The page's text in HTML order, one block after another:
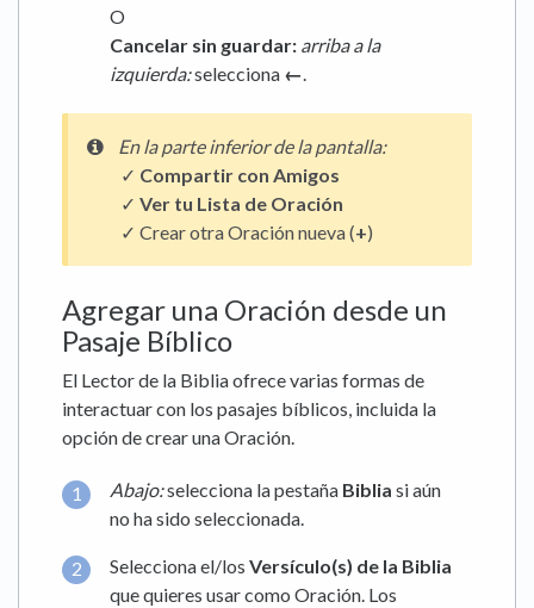
O
Cancelar sin guardar: arriba a la
izquierda:selecciona ←.
En la parte inferior de la pantalla:
✓ Compartir con Amigos
✓ Ver tu Lista de Oración
✓ Crear otra Oración nueva (+)
Agregar una Oración desde un
Pasaje Bíblico
El Lector de la Biblia ofrece varias formas de
interactuar con los pasajes bíblicos, incluida la
opción de crear una Oración.
Abajo:selecciona la pestaña Biblia si aún
no ha sido seleccionada.
Selecciona el/los Versículo(s) de la Biblia
que quieres usar como Oración. Los